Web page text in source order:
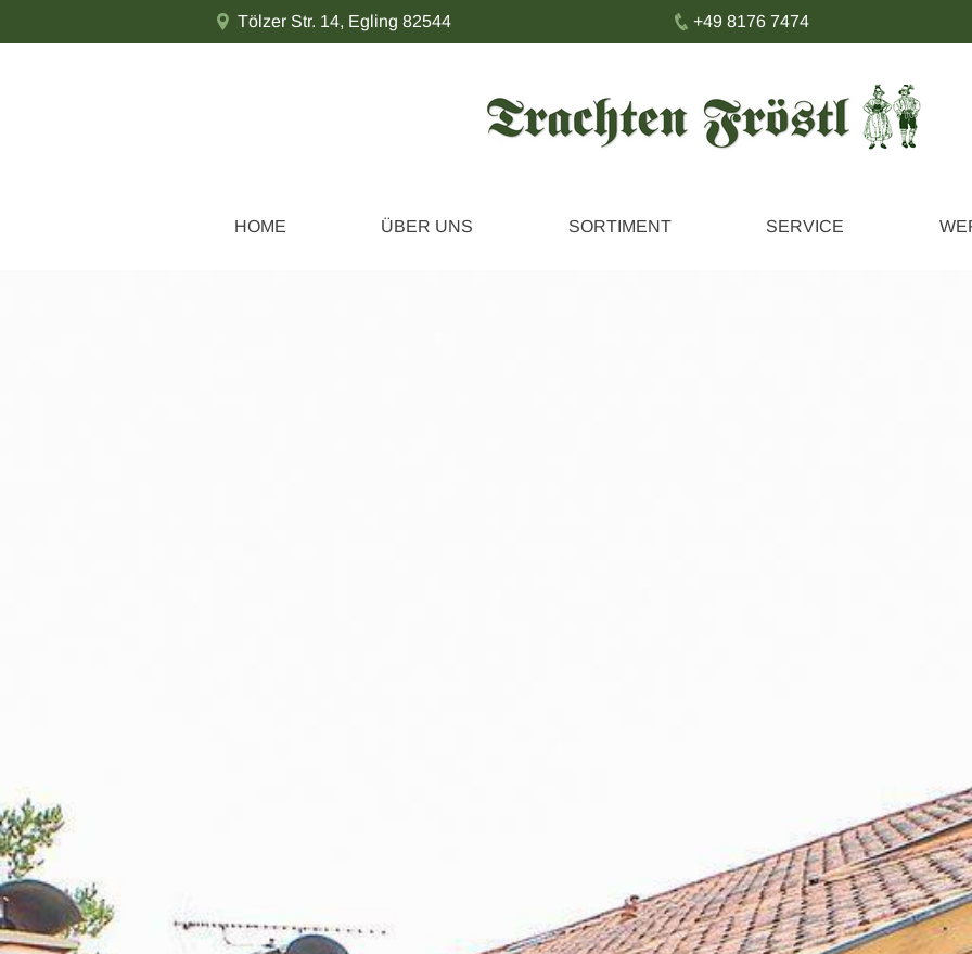
Tölzer Str. 14, Egling 82544 +49 8176 7474
HOME ÜBER UNS SORTIMENT SERVICE